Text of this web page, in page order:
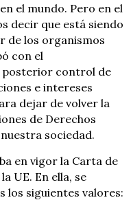
el mundo. Pero en el
decir que está siendo
de los organismos
con el
posterior control de
e intereses
dejar de volver la
de Derechos
sociedad.
en vigor la Carta de
UE. En ella, se
los siguientes valores: